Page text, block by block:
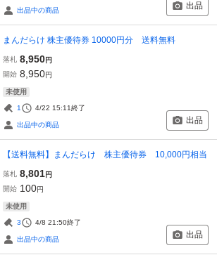
出品中の商品 出品
まんだらけ 株主優待券 10000円分 送料無料
落札 8,950円
開始 8,950円
未使用
1 4/22 15:11終了
出品中の商品 出品
【送料無料】まんだらけ 株主優待券 10,000円相当
落札 8,801円
開始 100円
未使用
3 4/8 21:50終了
出品中の商品 出品